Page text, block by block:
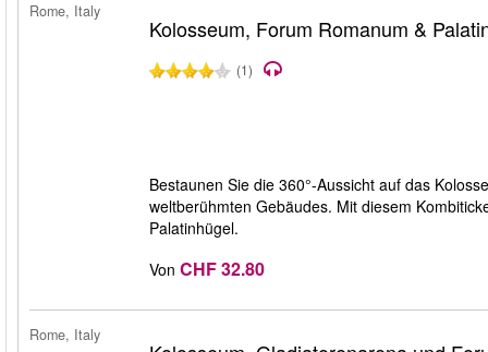
Rome, Italy
Kolosseum, Forum Romanum &
(1)
Bestaunen Sie die 360°-Aussicht auf das
weltberühmten Gebäudes. Mit diesem
Palatinhügel.
Von CHF 32.80
Rome, Italy